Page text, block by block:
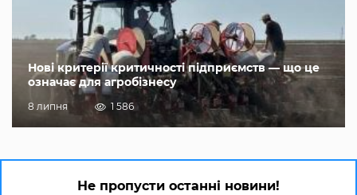
Нові критерії критичності підприємств — що це
означає для агробізнесу
8 липня 1 586
Не пропусти останні новини!